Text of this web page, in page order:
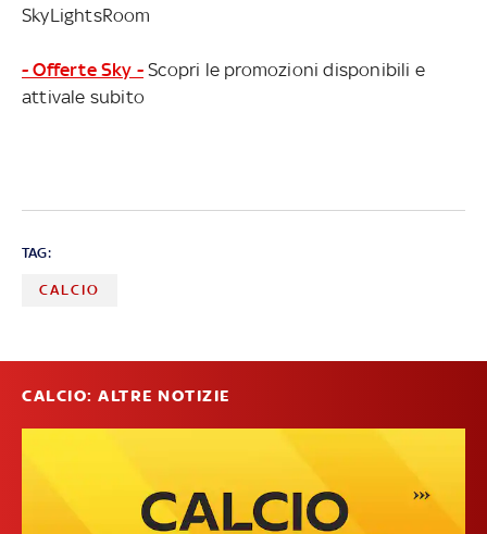
SkyLightsRoom
- Offerte Sky - Scopri le promozioni disponibili e
attivale subito
TAG:
CALCIO
CALCIO: ALTRE NOTIZIE